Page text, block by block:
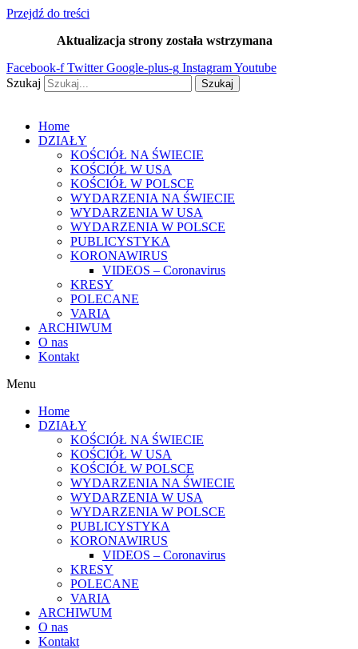
Przejdź do treści
Aktualizacja strony została wstrzymana
Facebook-f Twitter Google-plus-g InstagramYoutube
Szukaj
Szukaj
Home
DZIAŁY
KOŚCIÓŁ NA ŚWIECIE
KOŚCIÓŁ W USA
KOŚCIÓŁ W POLSCE
WYDARZENIA NA ŚWIECIE
WYDARZENIA W USA
WYDARZENIA W POLSCE
PUBLICYSTYKA
KORONAWIRUS
VIDEOS – Coronavirus
KRESY
POLECANE
VARIA
ARCHIWUM
O nas
Kontakt
Menu
Home
DZIAŁY
KOŚCIÓŁ NA ŚWIECIE
KOŚCIÓŁ W USA
KOŚCIÓŁ W POLSCE
WYDARZENIA NA ŚWIECIE
WYDARZENIA W USA
WYDARZENIA W POLSCE
PUBLICYSTYKA
KORONAWIRUS
VIDEOS – Coronavirus
KRESY
POLECANE
VARIA
ARCHIWUM
O nas
Kontakt